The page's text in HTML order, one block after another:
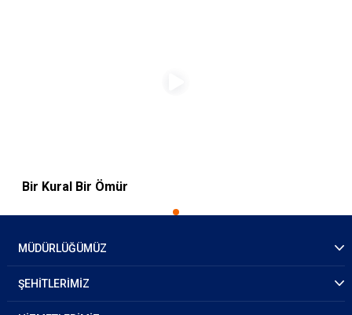
Bir Kural Bir Ömür
MÜDÜRLÜĞÜMÜZ
ŞEHİTLERİMİZ